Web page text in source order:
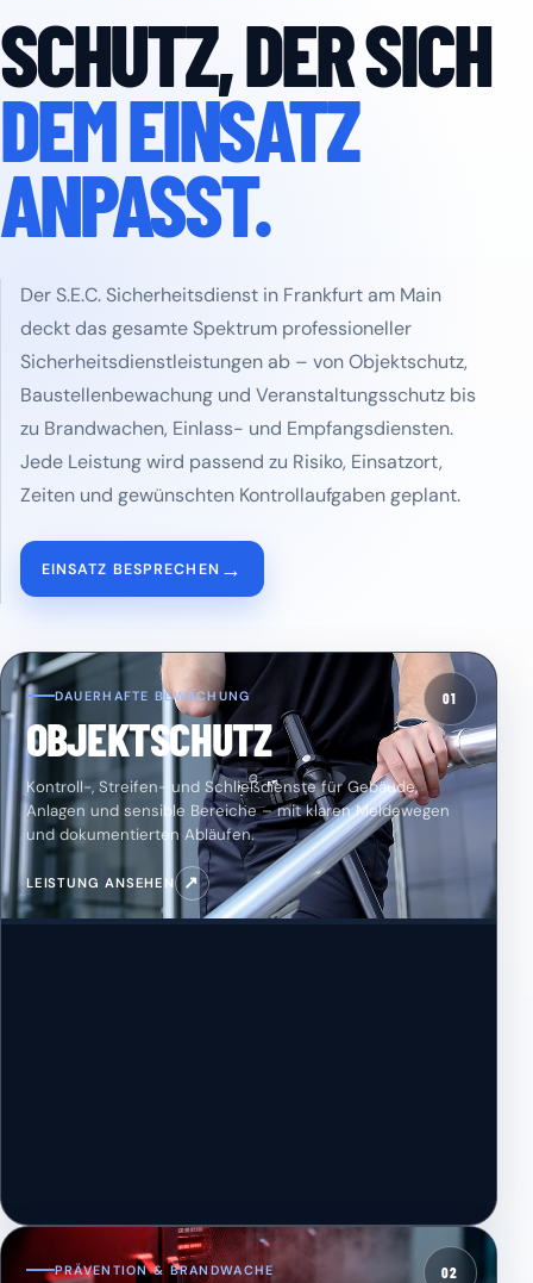
SCHUTZ, DER SICH
DEM EINSATZ
ANPASST.
Der S.E.C. Sicherheitsdienst in Frankfurt am Main
deckt das gesamte Spektrum professioneller
Sicherheitsdienstleistungen ab – von Objektschutz,
Baustellenbewachung und Veranstaltungsschutz bis
zu Brandwachen, Einlass- und Empfangsdiensten.
Jede Leistung wird passend zu Risiko, Einsatzort,
Zeiten und gewünschten Kontrollaufgaben geplant.
EINSATZ BESPRECHEN →
01
DAUERHAFTE BEWACHUNG
OBJEKTSCHUTZ
Kontroll-, Streifen- und Schließdienste für Gebäude,
Anlagen und sensible Bereiche – mit klaren Meldewegen
und dokumentierten Abläufen.
LEISTUNG ANSEHEN ↗
02
PRÄVENTION & BRANDWACHE